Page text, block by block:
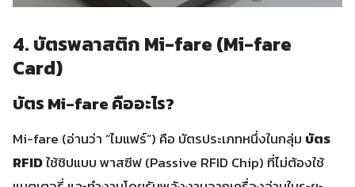
4. บัตรพลาสติก Mi-fare (Mi-fare
Card)
บัตร Mi-fare คืออะไร?
Mi-fare (อ่านว่า “ไมแฟร์”) คือ บัตรประเภทหนึ่งในกลุ่ม บัตร
RFIDใช้ชิปแบบ พาสซีฟ (Passive RFID Chip) ที่ไม่ต้องใช้